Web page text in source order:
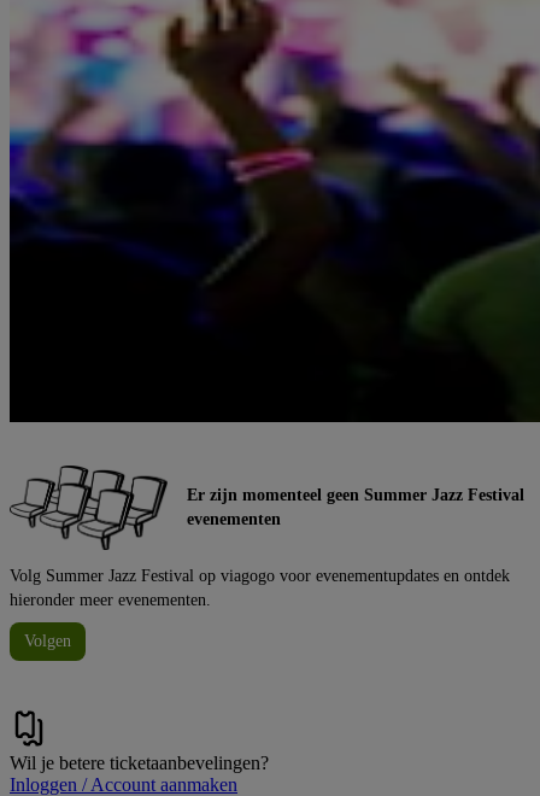
Er zijn momenteel geen Summer Jazz Festival
evenementen
Volg Summer Jazz Festival op viagogo voor evenementupdates en ontdek
hieronder meer evenementen.
Volgen
Wil je betere ticketaanbevelingen?
Inloggen / Account aanmaken